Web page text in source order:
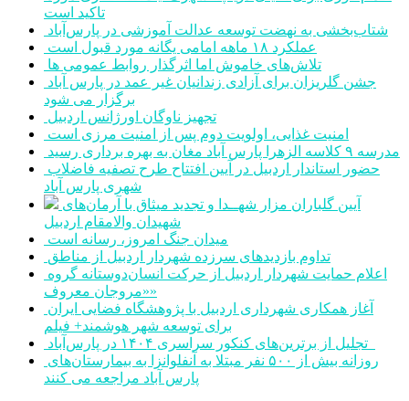
تاکید است
شتاب‌بخشی به نهضت توسعه عدالت آموزشی در پارس‌آباد
عملکرد ۱۸ ماهه امامی یگانه مورد قبول است
تلاش‌های خاموش اما اثرگذار روابط عمومی ها
برگزار می شود
تجهیز ناوگان اورژانس اردبیل
امنیت غذایی، اولویت دوم پس از امنیت مرزی است
مدرسه ۹ کلاسه الزهرا پارس آباد مغان به بهره برداری رسید
شهری پارس آباد
شهیدان والامقام اردبیل
میدان جنگ امروز، رسانه است
تداوم بازدیدهای سرزده شهردار اردبیل از مناطق
«مروجان معروف»
برای توسعه شهر هوشمند+ فیلم
پارس آباد مراجعه می کنند